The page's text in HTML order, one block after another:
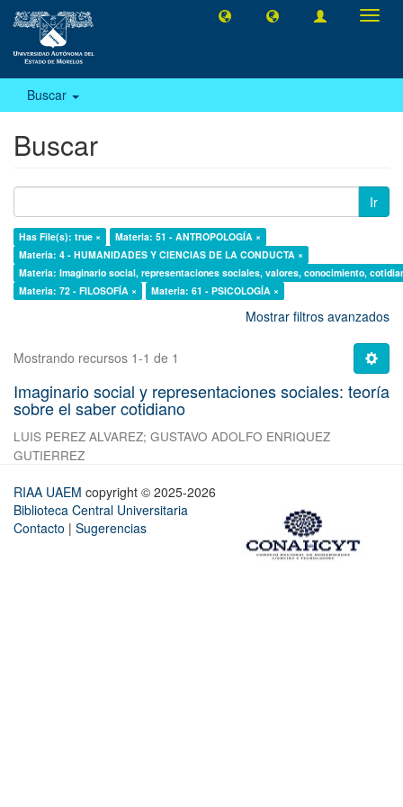
Buscar
Buscar
Ir
Has File(s): true ×
Materia: 51 - ANTROPOLOGÍA ×
Materia: 4 - HUMANIDADES Y CIENCIAS DE LA CONDUCTA ×
Materia: Imaginario social, representaciones sociales, valores, conocimiento,
Materia: 72 - FILOSOFÍA ×
Materia: 61 - PSICOLOGÍA ×
Mostrar filtros avanzados
Mostrando recursos 1-1 de 1
Imaginario social y representaciones sociales: teoría
sobre el saber cotidiano
LUIS PEREZ ALVAREZ; GUSTAVO ADOLFO ENRIQUEZ
GUTIERREZ
RIAA UAEM copyright © 2025-2026
Biblioteca Central Universitaria
Contacto | Sugerencias